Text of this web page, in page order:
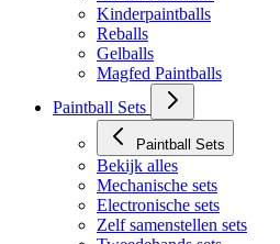
.50 cal Paintballs
Kinderpaintballs
Reballs
Gelballs
Magfed Paintballs
Paintball Sets
Paintball Sets
Bekijk alles
Mechanische sets
Electronische sets